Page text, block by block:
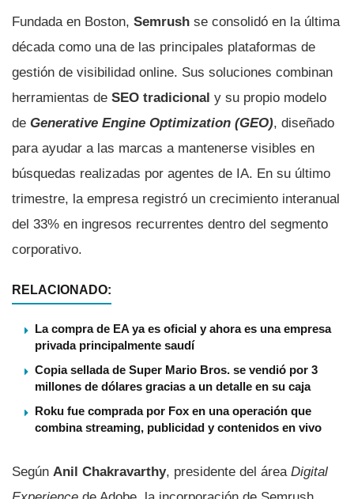
Fundada en Boston, Semrush se consolidó en la última
década como una de las principales plataformas de
gestión de visibilidad online. Sus soluciones combinan
herramientas de SEO tradicional y su propio modelo
de Generative Engine Optimization (GEO), diseñado
para ayudar a las marcas a mantenerse visibles en
búsquedas realizadas por agentes de IA. En su último
trimestre, la empresa registró un crecimiento interanual
del 33% en ingresos recurrentes dentro del segmento
corporativo.
RELACIONADO:
La compra de EA ya es oficial y ahora es una empresa
privada principalmente saudí
Copia sellada de Super Mario Bros. se vendió por 3
millones de dólares gracias a un detalle en su caja
Roku fue comprada por Fox en una operación que
combina streaming, publicidad y contenidos en vivo
Según Anil Chakravarthy, presidente del área Digital